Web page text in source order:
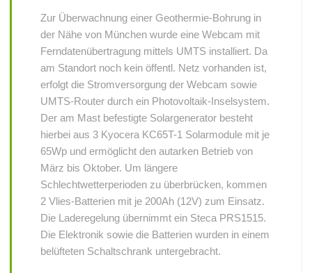
Zur Überwachnung einer Geothermie-Bohrung in
der Nähe von München wurde eine Webcam mit
Ferndatenübertragung mittels UMTS installiert. Da
am Standort noch kein öffentl. Netz vorhanden ist,
erfolgt die Stromversorgung der Webcam sowie
UMTS-Router durch ein Photovoltaik-Inselsystem.
Der am Mast befestigte Solargenerator besteht
hierbei aus 3 Kyocera KC65T-1 Solarmodule mit je
65Wp und ermöglicht den autarken Betrieb von
März bis Oktober. Um längere
Schlechtwetterperioden zu überbrücken, kommen
2 Vlies-Batterien mit je 200Ah (12V) zum Einsatz.
Die Laderegelung übernimmt ein Steca PRS1515.
Die Elektronik sowie die Batterien wurden in einem
belüfteten Schaltschrank untergebracht.